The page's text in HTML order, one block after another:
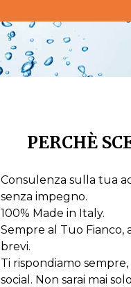
PERCHÈ
Consulenza sulla tua
senza impegno.
100% Made in Italy.
Sempre al Tuo Fianco,
brevi.
Ti rispondiamo
social. Non sarai mai